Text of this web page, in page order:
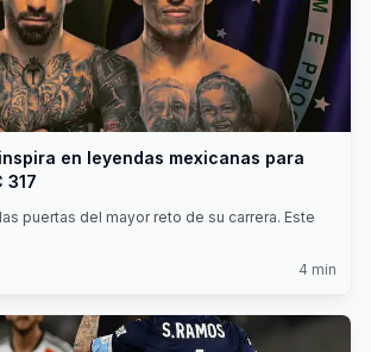
en leyendas mexicanas para
317
puertas del mayor reto de su carrera. Este
4 min